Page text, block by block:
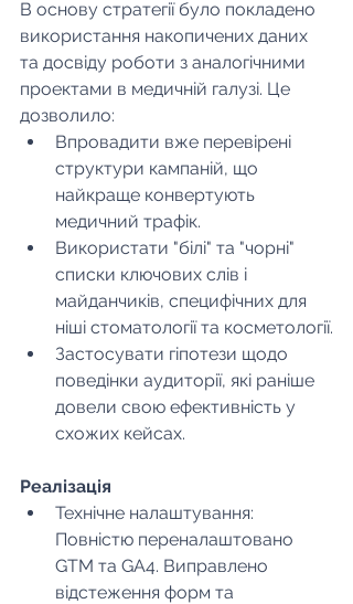
В основу стратегії було покладено
використання накопичених даних
та досвіду роботи з аналогічними
проектами в медичній галузі. Це
дозволило:
Впровадити вже перевірені
структури кампаній, що
найкраще конвертують
медичний трафік.
Використати "білі" та "чорні"
списки ключових слів і
майданчиків, специфічних для
ніші стоматології та косметології.
Застосувати гіпотези щодо
поведінки аудиторії, які раніше
довели свою ефективність у
схожих кейсах.
Реалізація
Технічне налаштування:
Повністю переналаштовано
GTM та GA4. Виправлено
відстеження форм та